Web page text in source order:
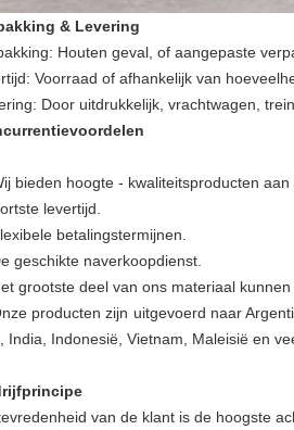
& Levering
Houten geval, of aangepaste
Voorraad of afhankelijk van
Door uitdrukkelijk, vrachtwagen,
bieden hoogte - kwaliteitsproducten aan
levertijd.
betalingstermijnen.
geschikte naverkoopdienst.
grootste deel van ons materiaal
producten zijn uitgevoerd naar
India, Indonesië, Vietnam, Maleisië en
van de klant is de hoogste